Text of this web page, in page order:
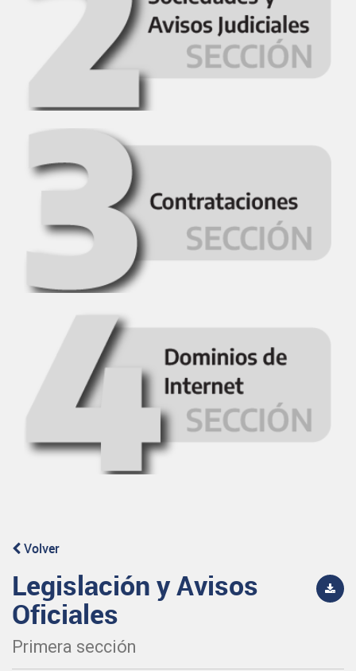
Volver
Legislación y Avisos
Oficiales
Primera sección